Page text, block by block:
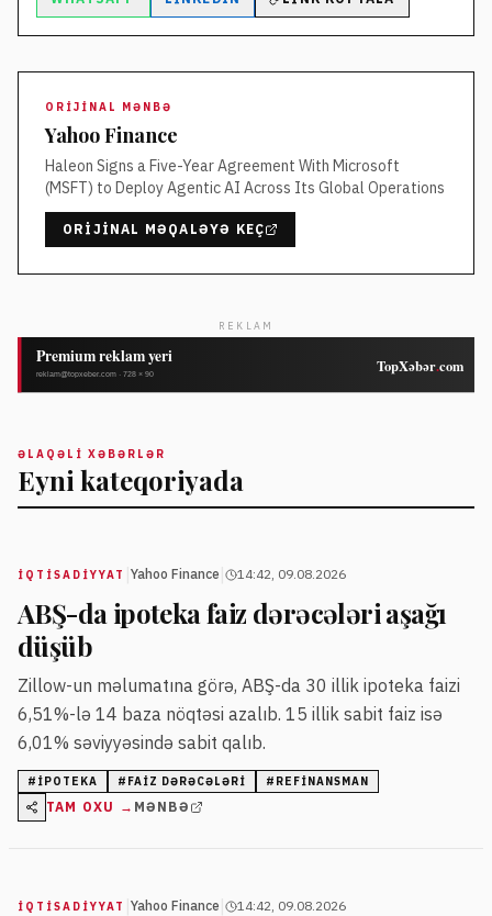
ORIJINAL MƏNBƏ
Yahoo Finance
Haleon Signs a Five-Year Agreement With Microsoft
(MSFT) to Deploy Agentic AI Across Its Global Operations
ORIJINAL MƏQALƏYƏ KEÇ
REKLAM
ƏLAQƏLI XƏBƏRLƏR
Eyni kateqoriyada
İQTISADIYYAT Yahoo Finance 14:42, 09.08.2026
ABŞ-da ipoteka faiz dərəcələri aşağı
düşüb
Zillow-un məlumatına görə, ABŞ-da 30 illik ipoteka faizi
6,51%-lə 14 baza nöqtəsi azalıb. 15 illik sabit faiz isə
6,01% səviyyəsində sabit qalıb.
# IPOTEKA # FAIZ DƏRƏCƏLƏRI # REFINANSMAN
TAM OXU → MƏNBƏ
İQTISADIYYAT Yahoo Finance 14:42, 09.08.2026